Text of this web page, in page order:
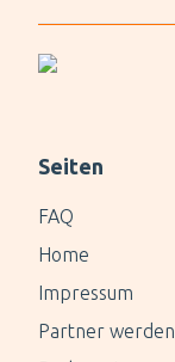
Seiten
FAQ
Home
Impressum
Partner werden